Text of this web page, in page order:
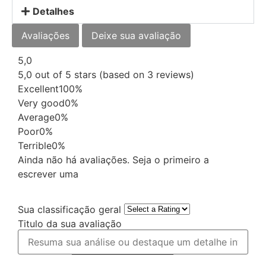
Detalhes
Avaliações Deixe sua avaliação
5,0
5,0 out of 5 stars (based on 3 reviews)
Excellent100%
Very good0%
Average0%
Poor0%
Terrible0%
Ainda não há avaliações. Seja o primeiro a
escrever uma
Sua classificação geral
Titulo da sua avaliação